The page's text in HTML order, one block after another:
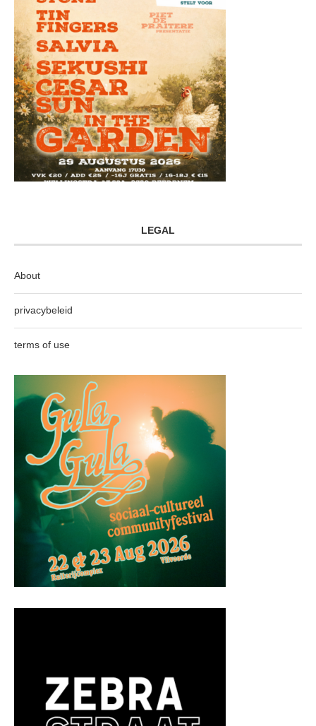
LEGAL
About
privacybeleid
terms of use